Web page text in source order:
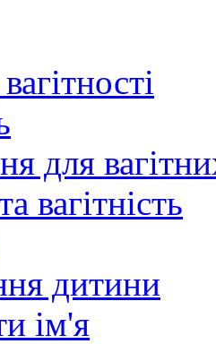
для
вагітність
дитини
ім'я